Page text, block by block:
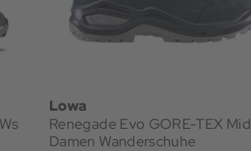
Lowa
Renegade Evo GORE-TEX Mid
Damen Wanderschuhe